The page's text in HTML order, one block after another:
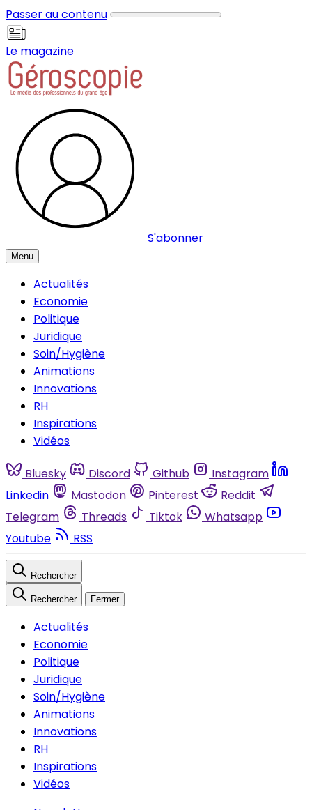
Passer au contenu
Le magazine
S'abonner
Menu
Actualités
Economie
Politique
Juridique
Soin/Hygiène
Animations
Innovations
RH
Inspirations
Vidéos
Bluesky Discord Github
Instagram
Linkedin
Mastodon Pinterest
Reddit
Telegram
Threads Tiktok
Whatsapp
Youtube
RSS
Rechercher
Rechercher Fermer
Actualités
Economie
Politique
Juridique
Soin/Hygiène
Animations
Innovations
RH
Inspirations
Vidéos
Panneau de gestion des cookies